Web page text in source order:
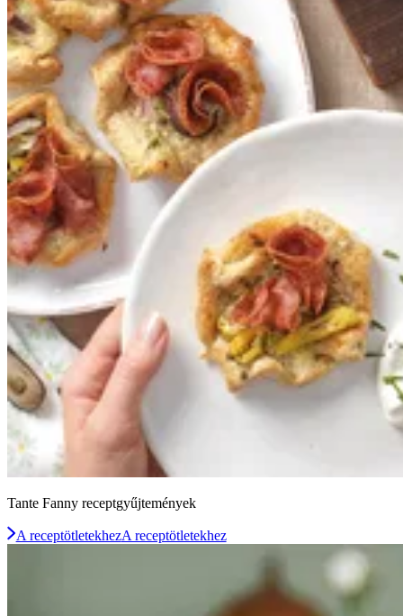
Tante Fanny receptgyűjtemények
A receptötletekhezA receptötletekhez